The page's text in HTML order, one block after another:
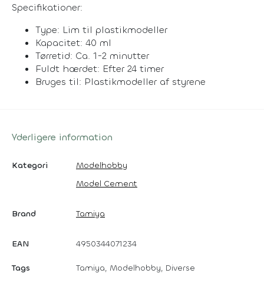
Specifikationer:
Type: Lim til plastikmodeller
Kapacitet: 40 ml
Tørretid: Ca. 1-2 minutter
Fuldt hærdet: Efter 24 timer
Bruges til: Plastikmodeller af styrene
Yderligere information
Kategori
Modelhobby
Model Cement
Brand Tamiya
EAN 4950344071234
Tags Tamiya, Modelhobby, Diverse